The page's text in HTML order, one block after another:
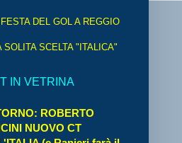
DEL GOL A REGGIO
SCELTA "ITALICA"
IN VETRINA
ROBERTO
NUOVO CT